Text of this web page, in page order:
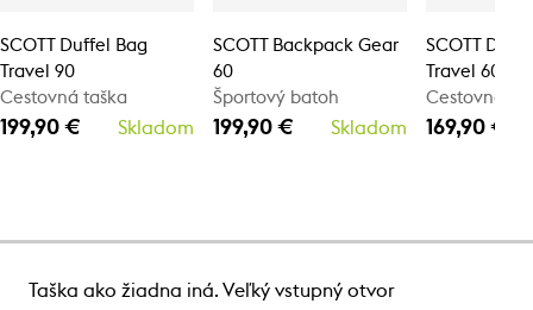
SCOTT Duffel Bag
Travel 90
Cestovná taška
199,90 € Skladom
SCOTT Backpack Gear
60
Športový batoh
199,90 € Skladom
SCOTT
Travel 60
Cestovná
169,90 €
Taška ako žiadna iná. Veľký vstupný otvor